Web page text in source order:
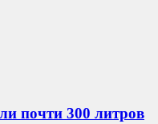
почти 300 литров